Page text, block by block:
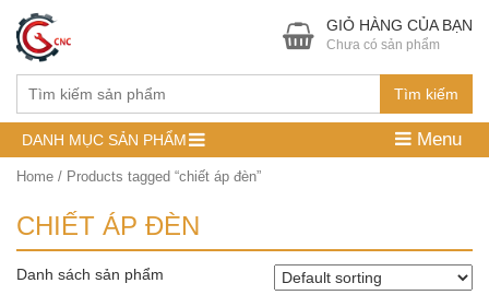
Tìm kiếm
GIỎ HÀNG CỦA BẠN
Chưa có sản phẩm
DANH MỤC SẢN PHẨM Menu
Home / Products tagged “chiết áp đèn”
CHIẾT ÁP ĐÈN
Danh sách sản phẩm